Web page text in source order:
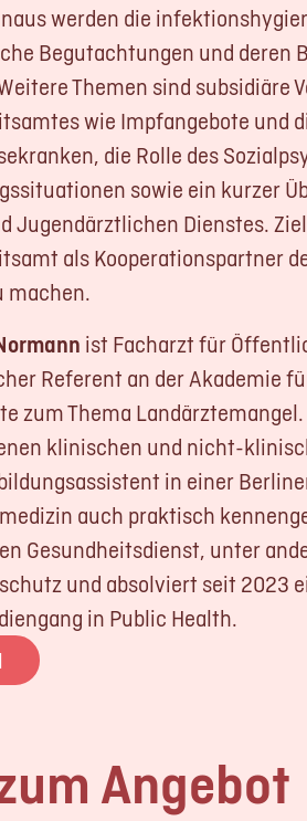
werden die
Begutachtungen und deren
Themen sind subsidiäre
wie Impfangebote und
die Rolle des
sowie ein kurzer
Jugendärztlichen Dienstes.
als Kooperationspartner
machen.
ist Facharzt für
Referent an der Akademie
zum Thema
klinischen und nicht-
in einer
auch praktisch
Gesundheitsdienst, unter
und absolviert seit 2023
in Public Health.
Angebot